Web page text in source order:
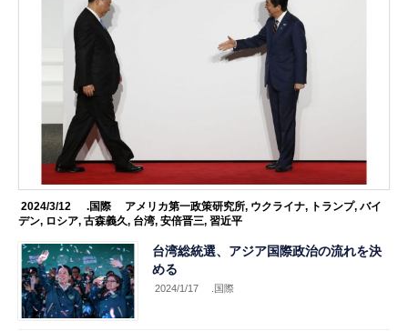
2024/3/12 .国際 アメリカ第一政策研究所, ウクライナ, トランプ, バイ
デン, ロシア,古森義久, 台湾,安倍晋三,習近平
台湾総統選、アジア国際政治の流れを決
める
2024/1/17 .国際